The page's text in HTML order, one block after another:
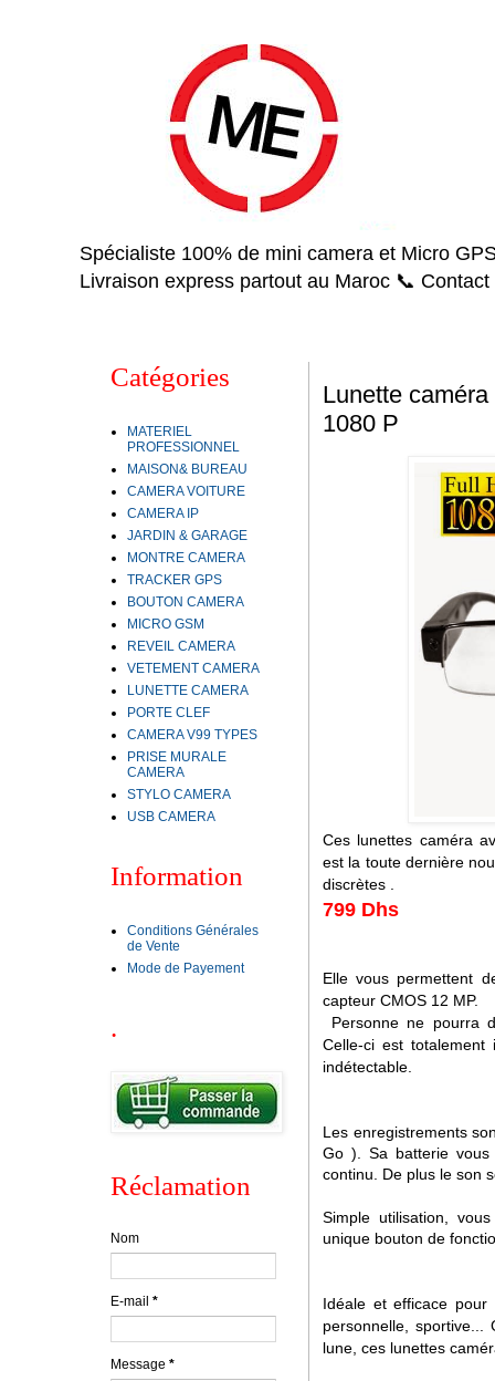
Spécialiste 100% de mini camera et Micro
Livraison express partout au Maroc 📞
Lunette
1080 P
Ces lunettes caméra
est la toute dernière
discrètes .
799 Dhs
Elle vous permettent
capteur CMOS 12 MP.
Personne ne pourra
Celle-ci est
indétectable.
Les enregistrements
Go ). Sa batterie vous
continu. De plus le son
Simple utilisation,
unique bouton de
Idéale et efficace
personnelle,
lune, ces lunettes
Catégories
MATERIEL
PROFESSIONNEL
MAISON& BUREAU
CAMERA VOITURE
CAMERA IP
JARDIN & GARAGE
MONTRE CAMERA
TRACKER GPS
BOUTON CAMERA
MICRO GSM
REVEIL CAMERA
VETEMENT CAMERA
LUNETTE CAMERA
PORTE CLEF
CAMERA V99 TYPES
PRISE MURALE
CAMERA
STYLO CAMERA
USB CAMERA
Information
Conditions Générales
de Vente
Mode de Payement
.
Réclamation
Nom
E-mail *
Message *